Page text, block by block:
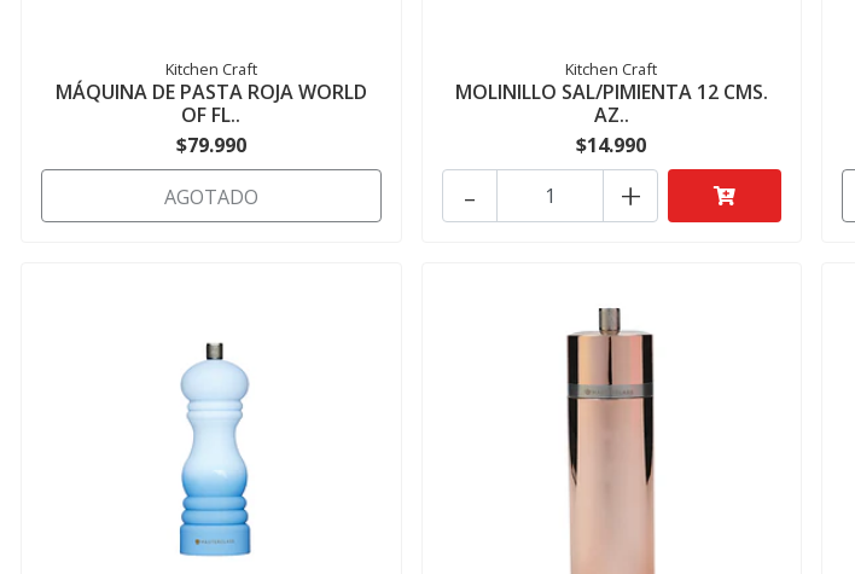
Kitchen Craft
MÁQUINA DE PASTA ROJA WORLD
OF FL..
$79.990
AGOTADO
Kitchen Craft
MOLINILLO SAL/PIMIENTA 12 CMS.
AZ..
$14.990
+
-